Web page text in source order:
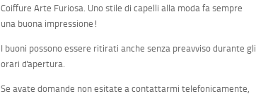
Coiffure Arte Furiosa. Uno stile di capelli alla moda fa sempre
una buona impressione!
I buoni possono essere ritirati anche senza preavviso durante gli
orari d'apertura.
Se avate domande non esitate a contattarmi telefonicamente,